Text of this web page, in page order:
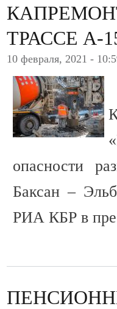
ТРАССЕ А-
10 февраля, 2021 -
опасности
Баксан –
РИА КБР в